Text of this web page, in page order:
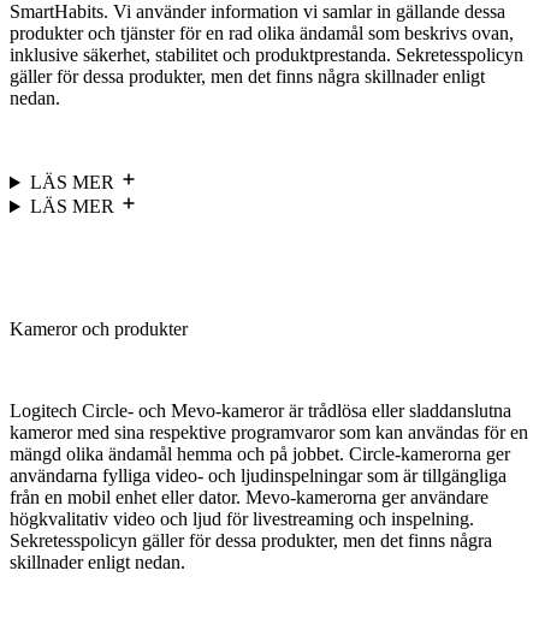
SmartHabits. Vi använder information vi samlar in gällande dessa
produkter och tjänster för en rad olika ändamål som beskrivs ovan,
inklusive säkerhet, stabilitet och produktprestanda. Sekretesspolicyn
gäller för dessa produkter, men det finns några skillnader enligt
nedan.
LÄS MER
LÄS MER
Kameror och produkter
Logitech Circle- och Mevo-kameror är trådlösa eller sladdanslutna
kameror med sina respektive programvaror som kan användas för en
mängd olika ändamål hemma och på jobbet. Circle-kamerorna ger
användarna fylliga video- och ljudinspelningar som är tillgängliga
från en mobil enhet eller dator. Mevo-kamerorna ger användare
högkvalitativ video och ljud för livestreaming och inspelning.
Sekretesspolicyn gäller för dessa produkter, men det finns några
skillnader enligt nedan.